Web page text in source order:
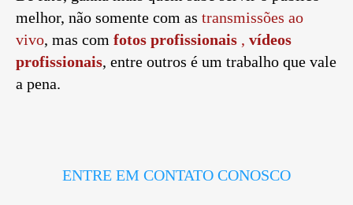
melhor, não somente com as transmissões ao
vivo, mas com fotos profissionais , vídeos
profissionais, entre outros é um trabalho que vale
a pena.
ENTRE EM CONTATO CONOSCO